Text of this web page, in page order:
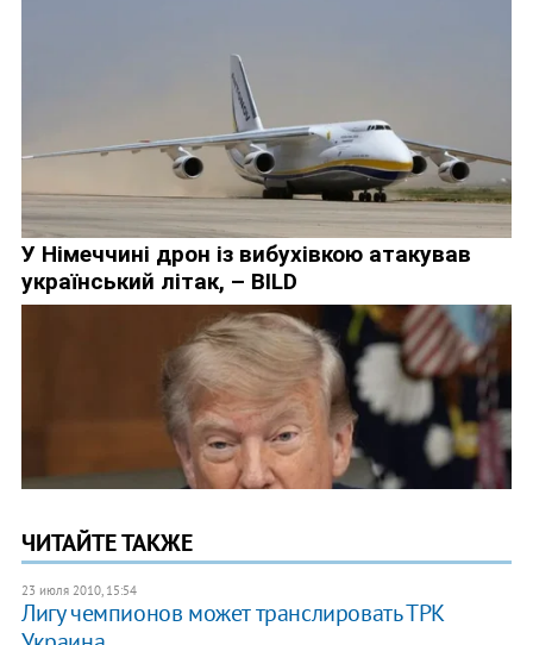
ЧИТАЙТЕ ТАКЖЕ
23 июля 2010, 15:54
Лигу чемпионов может транслировать ТРК